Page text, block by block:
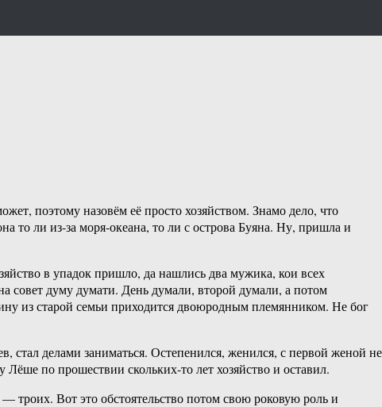
поэтому назовём её просто хозяйством. Знамо дело, что
то ли из-за моря-океана, то ли с острова Буяна. Ну, пришла и
в упадок пришло, да нашлись два мужика, кои всех
совет думу думати. День думали, второй думали, а потом
из старой семьи приходится двоюродным племянником. Не бог
делами заниматься. Остепенился, женился, с первой женой не
по прошествии скольких-то лет хозяйство и оставил.
Вот это обстоятельство потом свою роковую роль и